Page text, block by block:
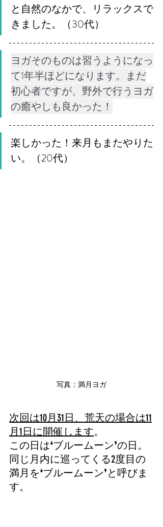
と自然のなかで、リラックスで
きました。（30代）
ヨガそのものは習うようになっ
て1年半ほどになります。まだ
初心者ですが、野外で行うヨガ
の癒やしも良かった！
楽しかった！来月もまたやりた
い。（20代）
写真：満月ヨガ
次回は10月31日、荒天の場合は11
月1日に開催します。
この日は❛ブルームーン❜の日。
同じ月内に巡ってくる2度目の
満月を❛ブルームーン❜と呼びま
す。